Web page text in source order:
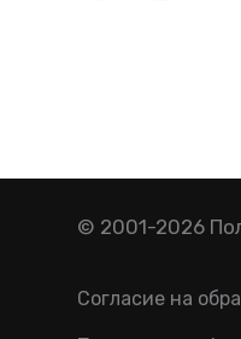
© 2001-2026
Согласие на